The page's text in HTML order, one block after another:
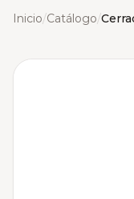
Inicio/Catálogo/